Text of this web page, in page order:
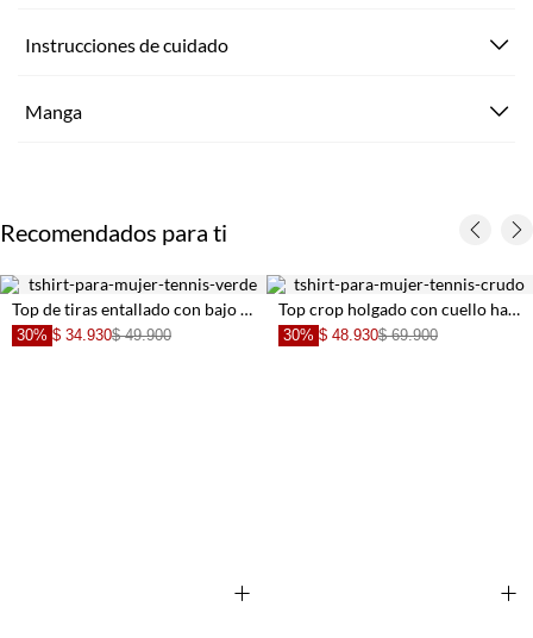
Instrucciones de cuidado
Manga
Recomendados para ti
+
Top de tiras entallado con bajo en pico de algodón verde salvia para mujer
30% $ 34.930$ 49.900
+
Top crop holgado con cuello halter cruzado en encaje blanco para mujer
30% $ 48.930$ 69.900